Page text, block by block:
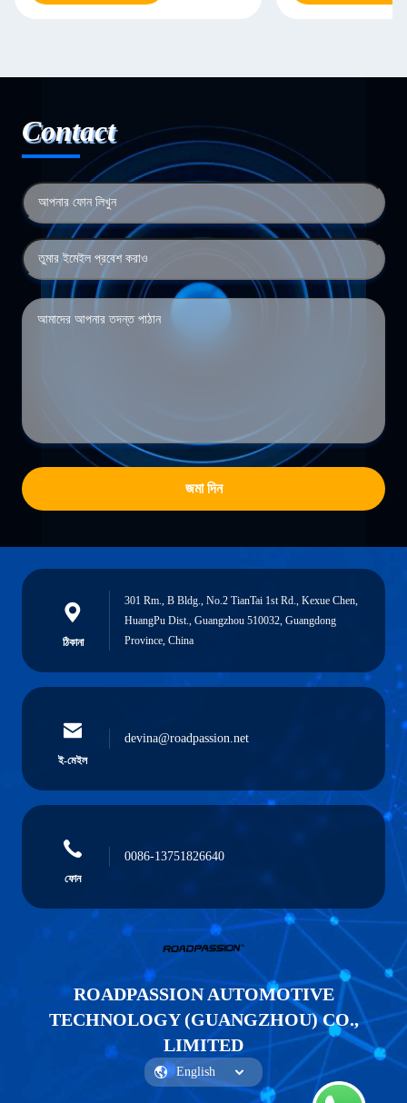
Contact
জমা দিন
ঠিকানা
301 Rm., B Bldg., No.2 TianTai 1st Rd., Kexue Chen,
HuangPu Dist., Guangzhou 510032, Guangdong
Province, China
ই-মেইল
devina@roadpassion.net
ফোন
0086-13751826640
ROADPASSION AUTOMOTIVE
TECHNOLOGY (GUANGZHOU) CO.,
LIMITED